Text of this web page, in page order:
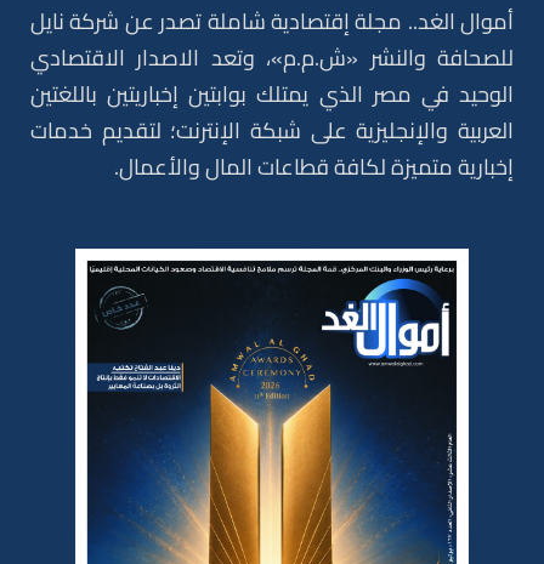
أموال الغد.. مجلة إقتصادية شاملة تصدر عن شركة نايل
للصحافة والنشر «ش.م.م»، وتعد الاصدار الاقتصادي
الوحيد في مصر الذي يمتلك بوابتين إخباريتين باللغتين
العربية والإنجليزية على شبكة الإنترنت؛ لتقديم خدمات
إخبارية متميزة لكافة قطاعات المال والأعمال.